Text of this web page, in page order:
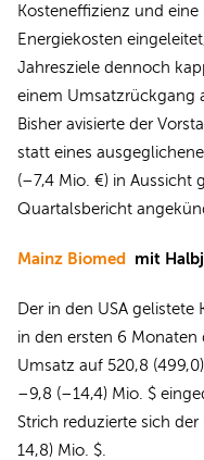
Kosteneffizienz und
Energiekosten
Jahresziele dennoch
einem Umsatzrückgang
Bisher avisierte der
statt eines
(–7,4 Mio. €) in Aussicht
Quartalsbericht
Mainz Biomed mit
Der in den USA gelistete
in den ersten 6 Monaten
Umsatz auf 520,8
–9,8 (–14,4) Mio. $
Strich reduzierte sich
14,8) Mio. $.